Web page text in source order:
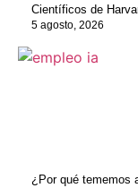
Científicos de
5 agosto, 2026
¿Por qué tememos